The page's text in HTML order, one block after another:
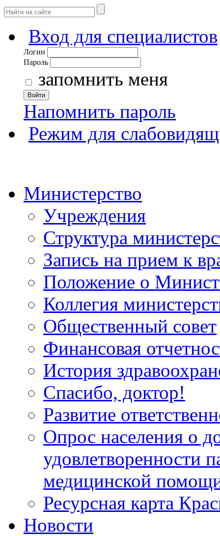
Вход для специалистов
Логин
Пароль
запомнить меня
Войти
Напомнить пароль
Режим для
Министерство
Учреждения
Структура
Запись на прием к
Положение о
Коллегия
Общественный совет
Финансовая
История
Спасибо, доктор!
Развитие
Опрос населения о
удовлетворенности
медицинской
Ресурсная карта
Новости